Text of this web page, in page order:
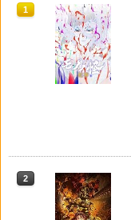
3
1
1
1
1
2